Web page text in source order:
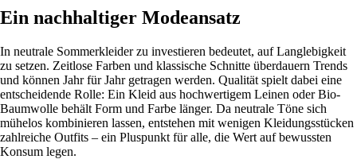
Ein nachhaltiger Modeansatz
In neutrale Sommerkleider zu investieren bedeutet, auf Langlebigkeit
zu setzen. Zeitlose Farben und klassische Schnitte überdauern Trends
und können Jahr für Jahr getragen werden. Qualität spielt dabei eine
entscheidende Rolle: Ein Kleid aus hochwertigem Leinen oder Bio-
Baumwolle behält Form und Farbe länger. Da neutrale Töne sich
mühelos kombinieren lassen, entstehen mit wenigen Kleidungsstücken
zahlreiche Outfits – ein Pluspunkt für alle, die Wert auf bewussten
Konsum legen.